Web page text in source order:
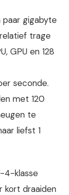
paar gigabyte
trage
GPU en 128
seconde.
met 120
te
liefst 1
4-klasse
kort draaiden